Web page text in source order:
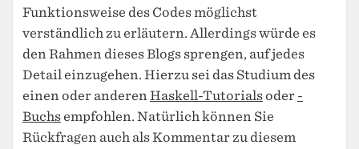
Funktionsweise des Codes möglichst
verständlich zu erläutern. Allerdings würde es
den Rahmen dieses Blogs sprengen, auf jedes
Detail einzugehen. Hierzu sei das Studium des
einen oder anderenHaskell-Tutorials oder -
Buchs empfohlen. Natürlich können Sie
Rückfragen auch als Kommentar zu diesem